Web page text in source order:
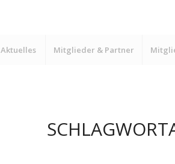
Aktuelles Mitglieder & Partner